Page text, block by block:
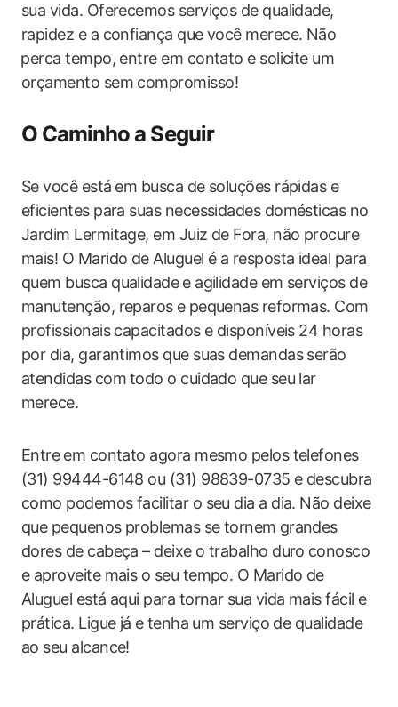
sua ‍vida. Oferecemos serviços de​ qualidade,
rapidez e a confiança que você‌ merece. Não
⁣perca tempo,​ entre em contato e solicite um
orçamento sem compromisso!
O Caminho a Seguir
Se você está⁣ em busca de soluções ‌rápidas e
eficientes para‍ suas necessidades domésticas no‌
Jardim ‍Lermitage, em Juiz de Fora, não procure
mais! O ​Marido de Aluguel ‌é a resposta ideal para
quem busca qualidade ⁣e agilidade em serviços de
manutenção, reparos e⁢ pequenas reformas. Com
profissionais capacitados e disponíveis 24 horas
por dia, garantimos que suas demandas serão
atendidas com⁤ todo o cuidado que seu lar
merece.
Entre ⁢em contato agora mesmo pelos telefones
(31) 99444-6148 ou ‌(31) 98839-0735 e descubra
como podemos facilitar o seu dia a dia. Não deixe
que pequenos problemas se tornem ⁤grandes
dores ‌de cabeça‌ – deixe o trabalho duro⁤ conosco
e aproveite mais o seu tempo. O Marido de
Aluguel está aqui para tornar sua ‍vida‌ mais fácil e
prática. Ligue já ⁢e tenha um serviço de qualidade
ao seu ‌alcance!